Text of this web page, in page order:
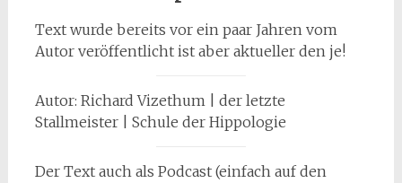
Text wurde bereits vor ein paar Jahren vom
Autor veröffentlicht ist aber aktueller den je!
Autor: Richard Vizethum | der letzte
Stallmeister | Schule der Hippologie
Der Text auch als Podcast (einfach auf den